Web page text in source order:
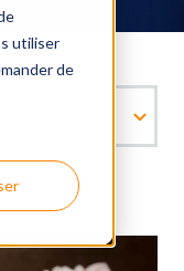
utiliser
de